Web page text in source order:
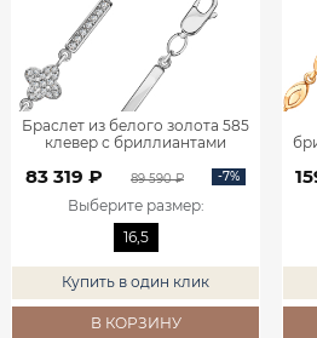
Браслет из белого золота 585
клевер с бриллиантами
83 319 ₽ 89 590 ₽ -7%
Выберите размер:
16,5
Купить в один клик
В КОРЗИНУ